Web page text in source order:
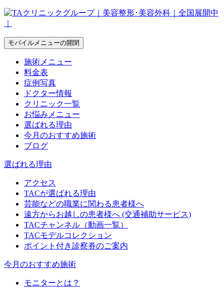
モバイルメニューの開閉
施術メニュー
料金表
症例写真
ドクター情報
クリニック一覧
お悩みメニュー
選ばれる理由
今月のおすすめ施術
ブログ
選ばれる理由
アクセス
TACが選ばれる理由
芸能などの職業に関わる患者様へ
遠方からお越しの患者様へ (交通補助サービス)
TACチャンネル（動画一覧）
TACモデルコレクション
ポイント付き診察券のご案内
今月のおすすめ施術
モニターとは？